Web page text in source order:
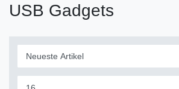
USB Gadgets